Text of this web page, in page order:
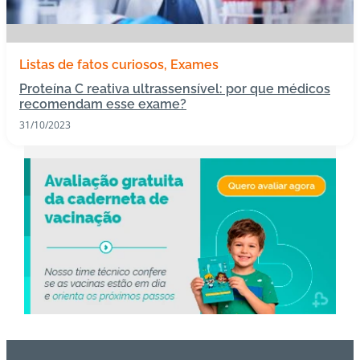
s
m
u
n
o
ó
gi
c
o
Pl
n
Listas de fatos curiosos Exames
Proteína C reativa ultrassensível: por que médicos
recomendam esse exame?
31/10/2023